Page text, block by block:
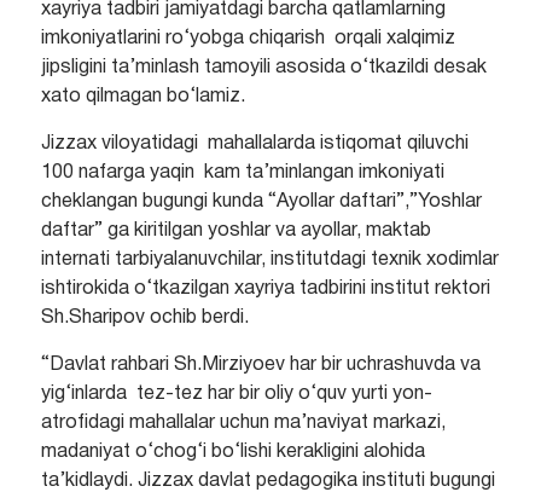
xayriya tadbiri jamiyatdagi barcha qatlamlarning
imkoniyatlarini ro‘yobga chiqarish orqali xalqimiz
jipsligini ta’minlash tamoyili asosida o‘tkazildi desak
xato qilmagan bo‘lamiz.
Jizzax viloyatidagi mahallalarda istiqomat qiluvchi
100 nafarga yaqin kam ta’minlangan imkoniyati
cheklangan bugungi kunda “Ayollar daftari”,”Yoshlar
daftar” ga kiritilgan yoshlar va ayollar, maktab
internati tarbiyalanuvchilar, institutdagi texnik xodimlar
ishtirokida o‘tkazilgan xayriya tadbirini institut rektori
Sh.Sharipov ochib berdi.
“Davlat rahbari Sh.Mirziyoev har bir uchrashuvda va
yig‘inlarda tez-tez har bir oliy o‘quv yurti yon-
atrofidagi mahallalar uchun ma’naviyat markazi,
madaniyat o‘chog‘i bo‘lishi kerakligini alohida
ta’kidlaydi. Jizzax davlat pedagogika instituti bugungi